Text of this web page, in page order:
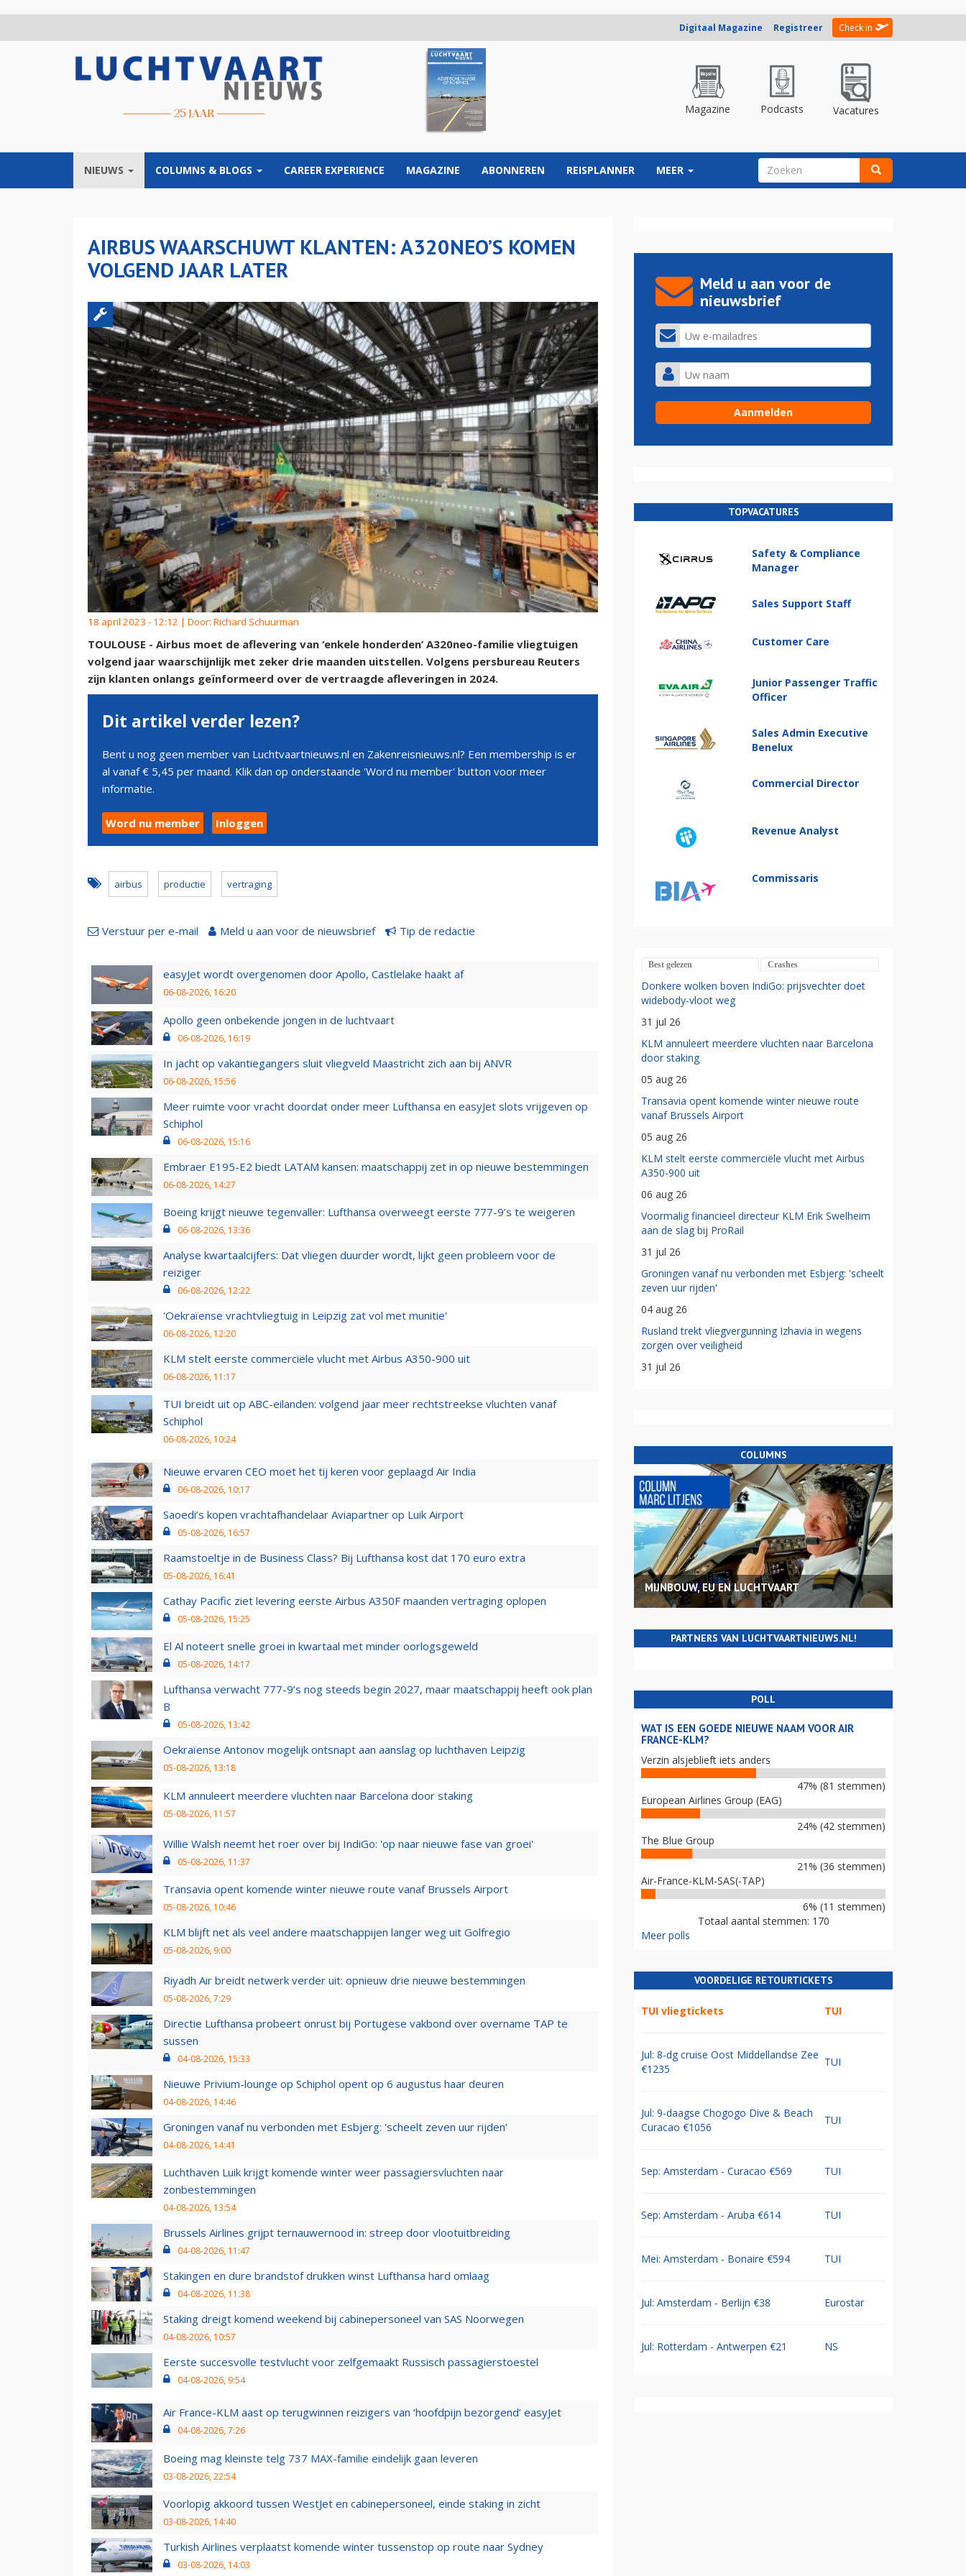
Digitaal Magazine Registreer Check in
Magazine Podcasts Vacatures
NIEUWS COLUMNS & BLOGS CAREER EXPERIENCE MAGAZINE ABONNEREN REISPLANNER MEER ZOEKVELD
AIRBUS WAARSCHUWT KLANTEN: A320NEO’S KOMEN
VOLGEND JAAR LATER
18 april 2023 - 12:12 | Door: Richard Schuurman
TOULOUSE - Airbus moet de aflevering van ‘enkele honderden’ A320neo-familie vliegtuigen
volgend jaar waarschijnlijk met zeker drie maanden uitstellen. Volgens persbureau Reuters
zijn klanten onlangs geïnformeerd over de vertraagde afleveringen in 2024.
Dit artikel verder lezen?
Bent u nog geen member van Luchtvaartnieuws.nl en Zakenreisnieuws.nl? Een membership is er
al vanaf € 5,45 per maand. Klik dan op onderstaande 'Word nu member' button voor meer
informatie.
Word nu member Inloggen
airbus productie vertraging
Verstuur per e-mail Meld u aan voor de nieuwsbrief Tip de redactie
easyJet wordt overgenomen door Apollo, Castlelake haakt af
06-08-2026, 16:20
Apollo geen onbekende jongen in de luchtvaart
06-08-2026, 16:19
In jacht op vakantiegangers sluit vliegveld Maastricht zich aan bij ANVR
06-08-2026, 15:56
Meer ruimte voor vracht doordat onder meer Lufthansa en easyJet slots vrijgeven op
Schiphol
06-08-2026, 15:16
Embraer E195-E2 biedt LATAM kansen: maatschappij zet in op nieuwe bestemmingen
06-08-2026, 14:27
Boeing krijgt nieuwe tegenvaller: Lufthansa overweegt eerste 777-9’s te weigeren
06-08-2026, 13:36
Analyse kwartaalcijfers: Dat vliegen duurder wordt, lijkt geen probleem voor de
reiziger
06-08-2026, 12:22
'Oekraïense vrachtvliegtuig in Leipzig zat vol met munitie'
06-08-2026, 12:20
KLM stelt eerste commerciële vlucht met Airbus A350-900 uit
06-08-2026, 11:17
TUI breidt uit op ABC-eilanden: volgend jaar meer rechtstreekse vluchten vanaf
Schiphol
06-08-2026, 10:24
Nieuwe ervaren CEO moet het tij keren voor geplaagd Air India
06-08-2026, 10:17
Saoedi’s kopen vrachtafhandelaar Aviapartner op Luik Airport
05-08-2026, 16:57
Raamstoeltje in de Business Class? Bij Lufthansa kost dat 170 euro extra
05-08-2026, 16:41
Cathay Pacific ziet levering eerste Airbus A350F maanden vertraging oplopen
05-08-2026, 15:25
El Al noteert snelle groei in kwartaal met minder oorlogsgeweld
05-08-2026, 14:17
Lufthansa verwacht 777-9’s nog steeds begin 2027, maar maatschappij heeft ook plan
B
05-08-2026, 13:42
Oekraïense Antonov mogelijk ontsnapt aan aanslag op luchthaven Leipzig
05-08-2026, 13:18
KLM annuleert meerdere vluchten naar Barcelona door staking
05-08-2026, 11:57
Willie Walsh neemt het roer over bij IndiGo: 'op naar nieuwe fase van groei'
05-08-2026, 11:37
Transavia opent komende winter nieuwe route vanaf Brussels Airport
05-08-2026, 10:46
KLM blijft net als veel andere maatschappijen langer weg uit Golfregio
05-08-2026, 9:00
Riyadh Air breidt netwerk verder uit: opnieuw drie nieuwe bestemmingen
05-08-2026, 7:29
Directie Lufthansa probeert onrust bij Portugese vakbond over overname TAP te
sussen
04-08-2026, 15:33
Nieuwe Privium-lounge op Schiphol opent op 6 augustus haar deuren
04-08-2026, 14:46
Groningen vanaf nu verbonden met Esbjerg: 'scheelt zeven uur rijden'
04-08-2026, 14:41
Luchthaven Luik krijgt komende winter weer passagiersvluchten naar
zonbestemmingen
04-08-2026, 13:54
Brussels Airlines grijpt ternauwernood in: streep door vlootuitbreiding
04-08-2026, 11:47
Stakingen en dure brandstof drukken winst Lufthansa hard omlaag
04-08-2026, 11:38
Staking dreigt komend weekend bij cabinepersoneel van SAS Noorwegen
04-08-2026, 10:57
Eerste succesvolle testvlucht voor zelfgemaakt Russisch passagierstoestel
04-08-2026, 9:54
Air France-KLM aast op terugwinnen reizigers van ‘hoofdpijn bezorgend’ easyJet
04-08-2026, 7:26
Boeing mag kleinste telg 737 MAX-familie eindelijk gaan leveren
03-08-2026, 22:54
Voorlopig akkoord tussen WestJet en cabinepersoneel, einde staking in zicht
03-08-2026, 14:40
Turkish Airlines verplaatst komende winter tussenstop op route naar Sydney
03-08-2026, 14:03
Meld u aan voor de
nieuwsbrief
TOPVACATURES
Safety & Compliance
Manager
Sales Support Staff
Customer Care
Junior Passenger Traffic
Officer
Sales Admin Executive
Benelux
Commercial Director
Revenue Analyst
Commissaris
Best gelezen Crashes
Donkere wolken boven IndiGo: prijsvechter doet
widebody-vloot weg
31 jul 26
KLM annuleert meerdere vluchten naar Barcelona
door staking
05 aug 26
Transavia opent komende winter nieuwe route
vanaf Brussels Airport
05 aug 26
KLM stelt eerste commerciële vlucht met Airbus
A350-900 uit
06 aug 26
Voormalig financieel directeur KLM Erik Swelheim
aan de slag bij ProRail
31 jul 26
Groningen vanaf nu verbonden met Esbjerg: 'scheelt
zeven uur rijden'
04 aug 26
Rusland trekt vliegvergunning Izhavia in wegens
zorgen over veiligheid
31 jul 26
COLUMNS
MIJNBOUW, EU EN LUCHTVAART
PARTNERS VAN LUCHTVAARTNIEUWS.NL!
POLL
WAT IS EEN GOEDE NIEUWE NAAM VOOR AIR
FRANCE-KLM?
Verzin alsjeblieft iets anders
47% (81 stemmen)
European Airlines Group (EAG)
24% (42 stemmen)
The Blue Group
21% (36 stemmen)
Air-France-KLM-SAS(-TAP)
6% (11 stemmen)
Totaal aantal stemmen: 170
Meer polls
VOORDELIGE RETOURTICKETS
TUI vliegtickets TUI
Jul: 8-dg cruise Oost Middellandse Zee
€1235
TUI
Jul: 9-daagse Chogogo Dive & Beach
Curacao €1056
TUI
Sep: Amsterdam - Curacao €569 TUI
Sep: Amsterdam - Aruba €614 TUI
Mei: Amsterdam - Bonaire €594 TUI
Jul: Amsterdam - Berlijn €38 Eurostar
Jul: Rotterdam - Antwerpen €21 NS